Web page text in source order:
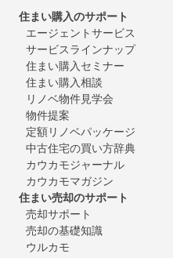
住まい購入のサポート
エージェントサービス
サービスラインナップ
住まい購入セミナー
住まい購入相談
リノベ物件見学会
物件提案
定額リノベパッケージ
中古住宅の買い方辞典
カウカモジャーナル
カウカモマガジン
住まい売却のサポート
売却サポート
売却の基礎知識
ウルカモ